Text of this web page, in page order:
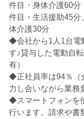
件目・身体介護60
件目・生活援助45分
体介護30分
◆会社から1人1台電
す♪貸与した電動自
有）
◆正社員率は94％（
力し合いながら業務
◆スマートフォンを
行います。請求や書